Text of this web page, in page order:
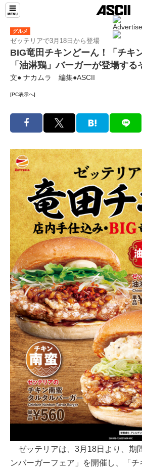
グルメ
ゼッテリアで3月18日から登場
BIG竜田チキンどーん！「チキ
「油淋鶏」バーガーが登場する
文● ナカムラ 編集●ASCII
[PC表示へ]
ゼッテリアは、3月18日より、期
ンバーガーフェア」を開催し、「